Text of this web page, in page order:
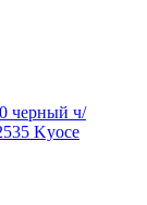
черный ч/
Kyoce